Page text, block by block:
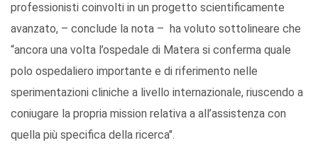
professionisti coinvolti in un progetto scientificamente
avanzato, – conclude la nota – ha voluto sottolineare che
“ancora una volta l’ospedale di Matera si conferma quale
polo ospedaliero importante e di riferimento nelle
sperimentazioni cliniche a livello internazionale, riuscendo a
coniugare la propria mission relativa a all’assistenza con
quella più specifica della ricerca".